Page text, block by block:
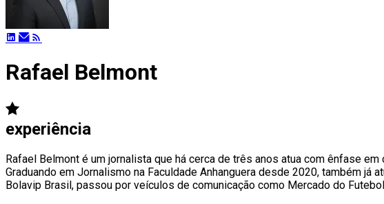
Rafael Belmont
experiência
Rafael Belmont é um jornalista que há cerca de três anos atua com ênfase
Graduando em Jornalismo na Faculdade Anhanguera desde 2020, também
Bolavip Brasil, passou por veículos de comunicação como Mercado do